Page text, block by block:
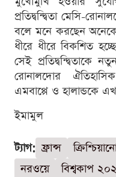
প্রতিদ্বন্দ্বিতা মেসি-
বলে মনে করছেন
ধীরে ধীরে বিকশিত
সেই প্রতিদ্বন্দ্বিতাকে
রোনালদোর
এমবাপ্পে ও হালান্ডকে
ইমামুল
ট্যাগ: ফ্রান্স
নরওয়ে
বিশ্বকাপ